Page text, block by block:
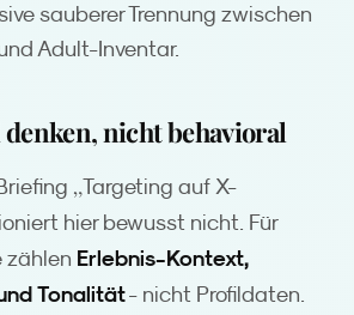
sauberer Trennung zwischen
Adult-Inventar.
nicht behavioral
„Targeting auf X-
hier bewusst nicht. Für
zählen Erlebnis-Kontext,
Tonalität- nicht Profildaten.